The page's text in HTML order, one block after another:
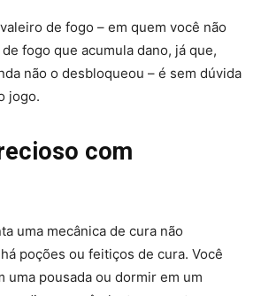
de fogo – em quem você não
fogo que acumula dano, já que,
não o desbloqueou – é sem dúvida
jogo.
com
uma mecânica de cura não
poções ou feitiços de cura. Você
uma pousada ou dormir em um